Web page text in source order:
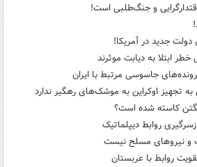
و جنگ‌طلبی است!
جدید در آمریکا!
ابتلا به دیابت موثرند
جاسوسی مرتبط با ایران
به تجهیز اوکراین به موشک‌های رهگیر ندارد
کاسته شده است؟
روابط دیپلماتیک
و نیروهای مسلح نیست
روابط با عربستان